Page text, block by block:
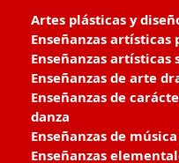
Artes plásticas y
Enseñanzas artísticas
Enseñanzas artísticas
Enseñanzas de arte
Enseñanzas de
danza
Enseñanzas de música
Enseñanzas